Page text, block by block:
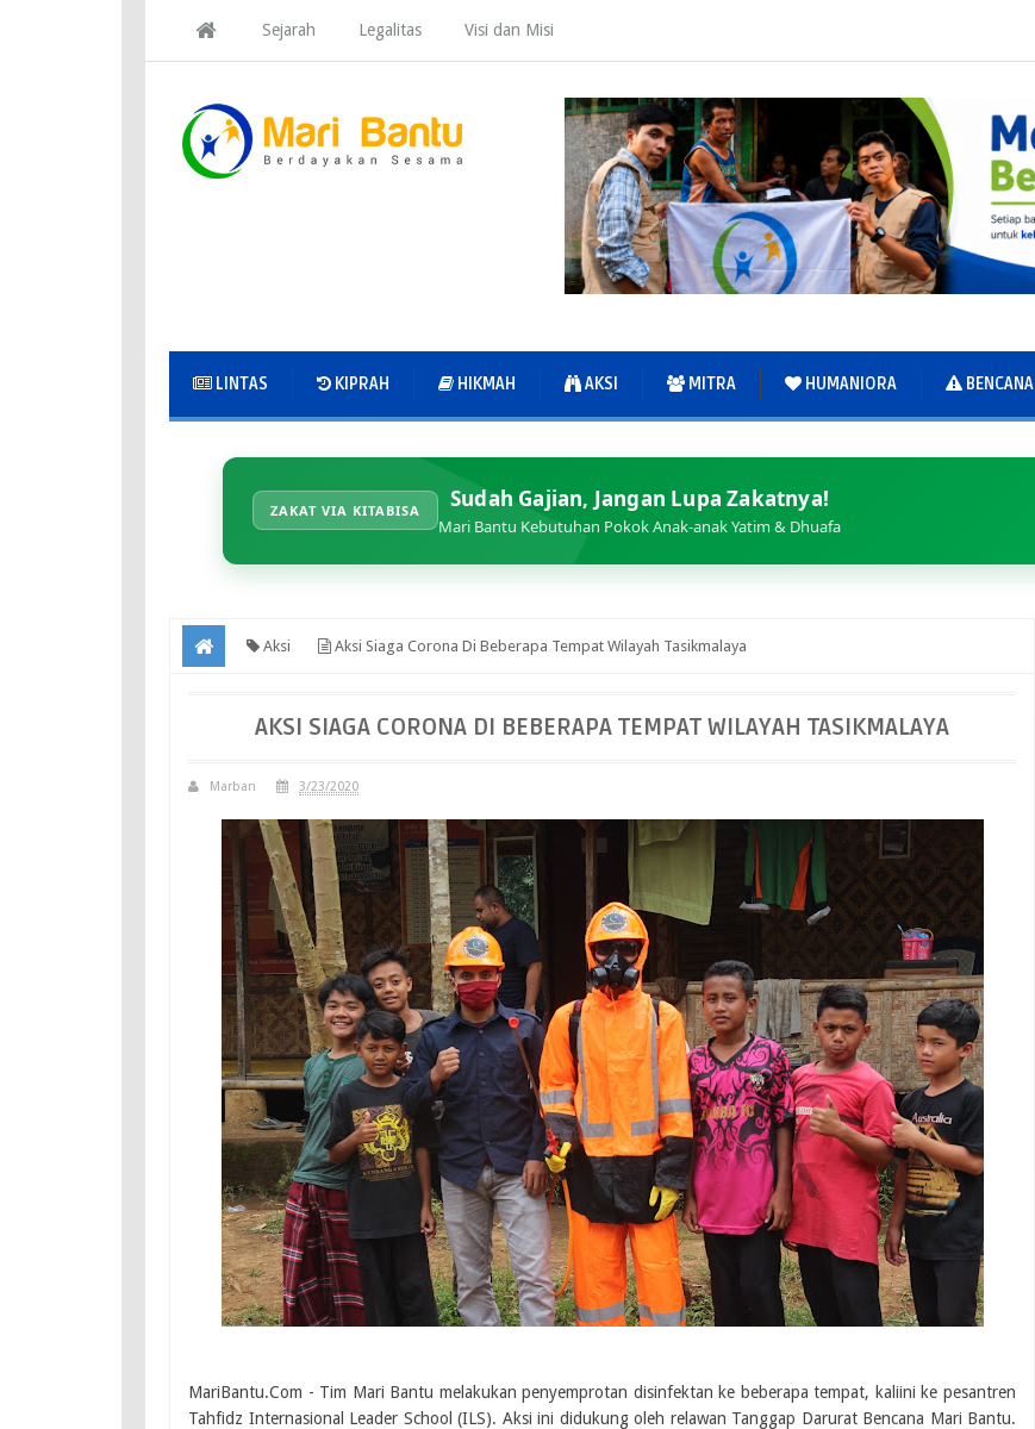
Sejarah Legalitas Visi dan Misi
LINTAS KIPRAH HIKMAH AKSI MITRA HUMANIORA BENCANA
ZAKAT VIA KITABISA Sudah Gajian, Jangan Lupa Zakatnya!
Mari Bantu Kebutuhan Pokok Anak-anak Yatim & Dhuafa
Aksi Aksi Siaga Corona Di Beberapa Tempat Wilayah Tasikmalaya
AKSI SIAGA CORONA DI BEBERAPA TEMPAT WILAYAH TASIKMALAYA
Marban 3/23/2020
MariBantu.Com - Tim Mari Bantu melakukan penyemprotan disinfektan ke beberapa tempat, kaliini ke pesantren
Tahfidz Internasional Leader School (ILS). Aksi ini didukung oleh relawan Tanggap Darurat Bencana Mari Bantu.